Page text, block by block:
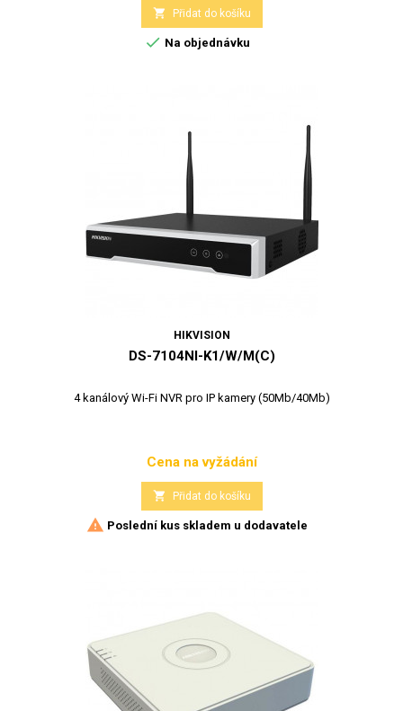
 Přidat do košíku
 Na objednávku
HIKVISION
DS-7104NI-K1/W/M(C)
4 kanálový Wi-Fi NVR pro IP kamery (50Mb/40Mb)
Cena
Cena na vyžádání
 Přidat do košíku
 Poslední kus skladem u dodavatele